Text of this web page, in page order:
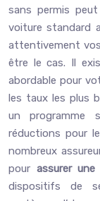
sans permis
voiture standard
attentivement
être le cas. Il
abordable pour
les taux les plus
un programme
réductions pour
nombreux
pour assurer
dispositifs de